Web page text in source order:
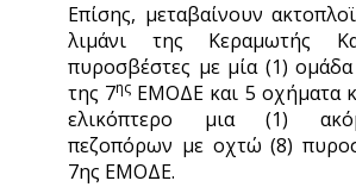
Επίσης, μεταβαίνουν
λιμάνι της Κεραμωτής
πυροσβέστες με μία (1)
της 7ης ΕΜΟΔΕ και 5 οχήματα
ελικόπτερο μια (1)
πεζοπόρων με οχτώ (8)
7ης ΕΜΟΔΕ.